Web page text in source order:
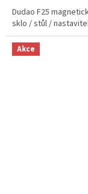
Dudao F25
sklo / stůl /
Akce